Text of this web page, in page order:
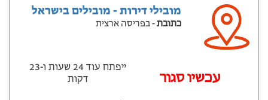
מובילי דירות - מובילים בישראל
כתובת- בפריסה ארצית
עכשיו סגור
ייפתח עוד 24 שעות ‫ו-23
דקות